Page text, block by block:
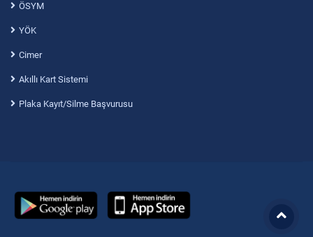
ÖSYM
YÖK
Cimer
Akıllı Kart Sistemi
Plaka Kayıt/Silme Başvurusu